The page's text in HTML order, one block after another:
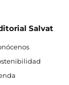
Salvat